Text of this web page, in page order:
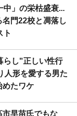
中」の栄枯盛衰...
門22校と凋落し
ト
らし"正しい性行
人形を愛する男た
めたワケ
早苗氏でもな